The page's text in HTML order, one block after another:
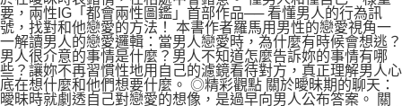
要，兩性IG「都會兩性圖鑑」首部作品── 看懂男人的行為訊
號，找對和他戀愛的方法！ 本書作者羅馬用男性的戀愛視角一
一解讀男人的戀愛邏輯：當男人戀愛時，為什麼有時候會想逃？
男人很介意的事情是什麼？男人不知道怎麼告訴妳的事情有哪
些？讓妳不再習慣性地用自己的濾鏡看待對方，真正理解男人心
底在想什麼和他們想要什麼。 ◎精彩觀點 關於曖昧期的聊天：
曖昧時就劇透自己對戀愛的想像，是過早向男人公布答案。 關